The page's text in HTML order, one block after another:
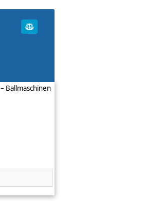
Ballmaschinen